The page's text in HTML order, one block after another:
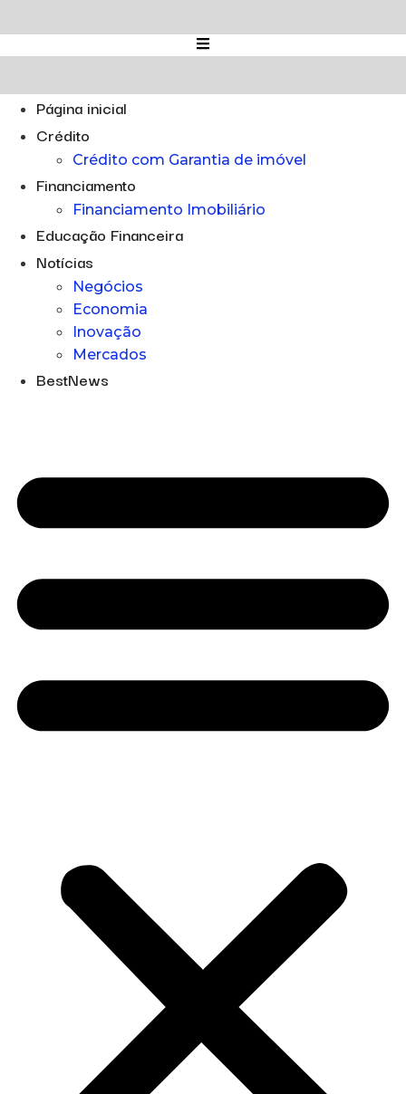
para
o
Página inicial
Crédito
Crédito com Garantia de imóvel
Financiamento
Financiamento Imobiliário
Educação Financeira
Notícias
Negócios
Economia
Inovação
Mercados
BestNews